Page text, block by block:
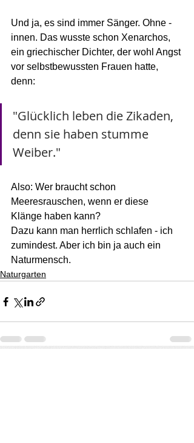
Und ja, es sind immer Sänger. Ohne -
innen. Das wusste schon Xenarchos,
ein griechischer Dichter, der wohl Angst
vor selbstbewussten Frauen hatte,
denn:
"Glücklich leben die Zikaden,
denn sie haben stumme
Weiber."
Also: Wer braucht schon
Meeresrauschen, wenn er diese
Klänge haben kann?
Dazu kann man herrlich schlafen - ich
zumindest. Aber ich bin ja auch ein
Naturmensch.
Naturgarten